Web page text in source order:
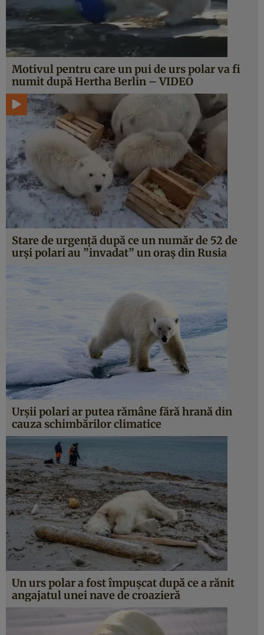
Motivul pentru care un pui de urs polar va fi
numit după Hertha Berlin – VIDEO
Stare de urgenţă după ce un număr de 52 de
urşi polari au ”invadat” un oraş din Rusia
Urşii polari ar putea rămâne fără hrană din
cauza schimbărilor climatice
Un urs polar a fost împuşcat după ce a rănit
angajatul unei nave de croazieră